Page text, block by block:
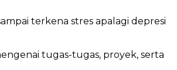
terkena stres apalagi depresi
tugas-tugas, proyek, serta